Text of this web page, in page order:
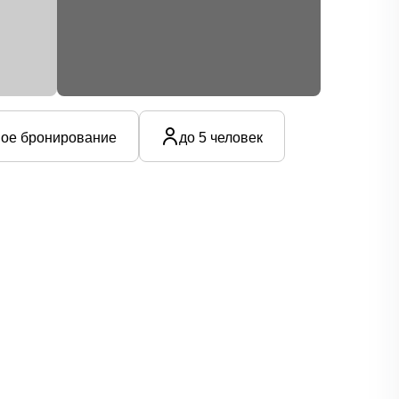
бронирование до 5 человек